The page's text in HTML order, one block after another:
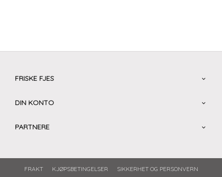
FRISKE FJES
DIN KONTO
PARTNERE
FRAKT KJØPSBETINGELSER SIKKERHET OG PERSONVERN